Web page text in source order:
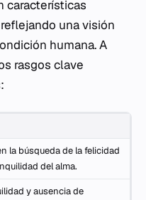
características
una visión
humana. A
rasgos clave
la búsqueda de la felicidad
del alma.
y ausencia de